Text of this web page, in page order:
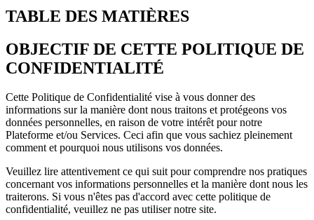
TABLE DES MATIÈRES
OBJECTIF DE CETTE POLITIQUE DE
CONFIDENTIALITÉ
Cette Politique de Confidentialité vise à vous donner des
informations sur la manière dont nous traitons et protégeons vos
données personnelles, en raison de votre intérêt pour notre
Plateforme et/ou Services. Ceci afin que vous sachiez pleinement
comment et pourquoi nous utilisons vos données.
Veuillez lire attentivement ce qui suit pour comprendre nos pratiques
concernant vos informations personnelles et la manière dont nous les
traiterons. Si vous n'êtes pas d'accord avec cette politique de
confidentialité, veuillez ne pas utiliser notre site.